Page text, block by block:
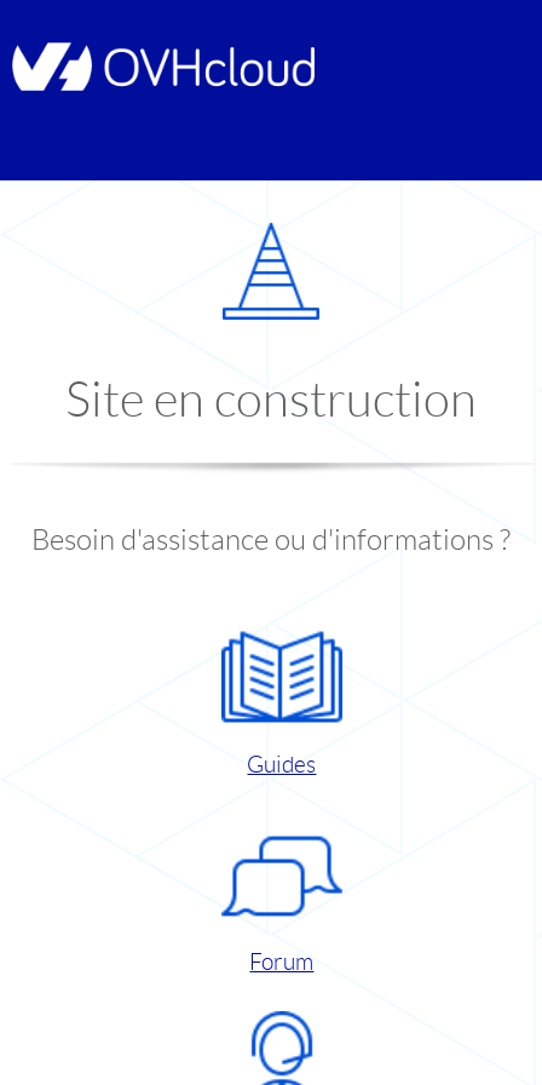
Site en construction
Besoin d'assistance ou d'informations ?
Guides
Forum